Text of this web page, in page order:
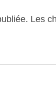
Les